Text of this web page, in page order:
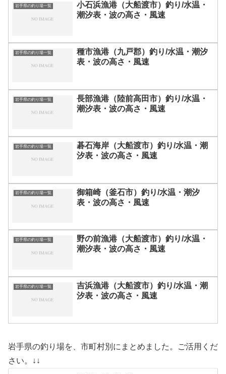
岩手県の釣り場一覧
小石浜漁港（大船渡市）釣り/水温・
潮汐表・波の高さ・風速
岩手県の釣り場一覧
種市漁港（九戸郡）釣り/水温・潮汐
表・波の高さ・風速
岩手県の釣り場一覧
長部漁港（陸前高田市）釣り/水温・
潮汐表・波の高さ・風速
岩手県の釣り場一覧
碁石海岸（大船渡市）釣り/水温・潮
汐表・波の高さ・風速
岩手県の釣り場一覧
御箱崎（釜石市）釣り/水温・潮汐
表・波の高さ・風速
岩手県の釣り場一覧
野の前漁港（大船渡市）釣り/水温・
潮汐表・波の高さ・風速
岩手県の釣り場一覧
吉浜漁港（大船渡市）釣り/水温・潮
汐表・波の高さ・風速
岩手県の釣り場を、市町村別にまとめました。ご活用くだ
さい。↓↓